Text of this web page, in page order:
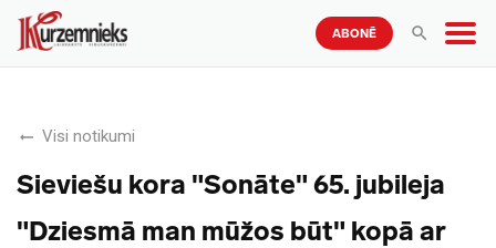
ABONĒ
Visi notikumi
Sieviešu kora "Sonāte" 65. jubileja
"Dziesmā man mūžos būt" kopā ar